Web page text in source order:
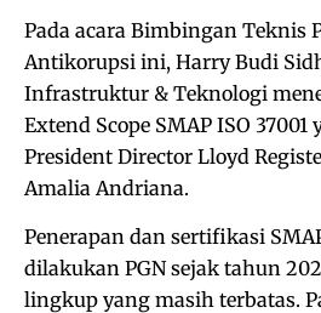
Pada acara Bimbingan Teknis
Antikorupsi ini, Harry Budi
Infrastruktur & Teknologi
Extend Scope SMAP ISO
President Director Lloyd
Amalia Andriana.
Penerapan dan sertifikasi
dilakukan PGN sejak tahun
lingkup yang masih terbatas.